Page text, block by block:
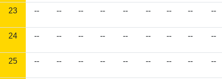
23 -- -- -- -- -- -- -- -- --
24 -- -- -- -- -- -- -- -- --
25 -- -- -- -- -- -- -- -- --